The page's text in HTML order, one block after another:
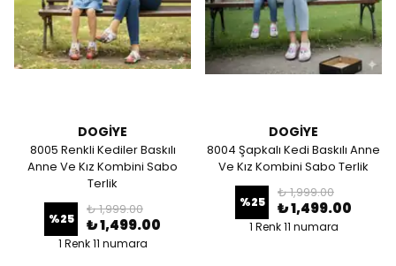
DOGİYE
8005 Renkli Kediler Baskılı
Anne Ve Kız Kombini Sabo
Terlik
%25
₺ 1,999.00
₺ 1,499.00
1 Renk 11 numara
DOGİYE
8004 Şapkalı Kedi Baskılı Anne
Ve Kız Kombini Sabo Terlik
%25
₺ 1,999.00
₺ 1,499.00
1 Renk 11 numara